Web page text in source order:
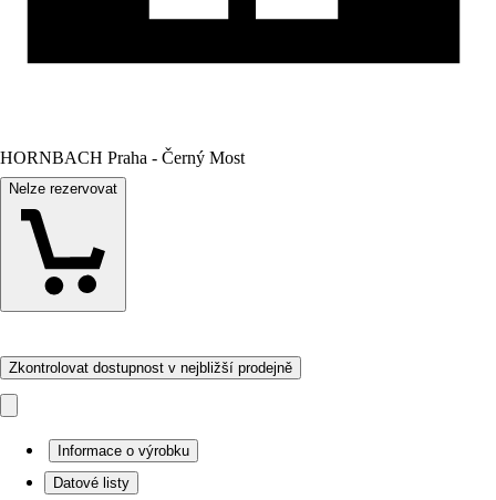
HORNBACH Praha - Černý Most
Nelze rezervovat
Zkontrolovat dostupnost v nejbližší prodejně
Informace o výrobku
Datové listy